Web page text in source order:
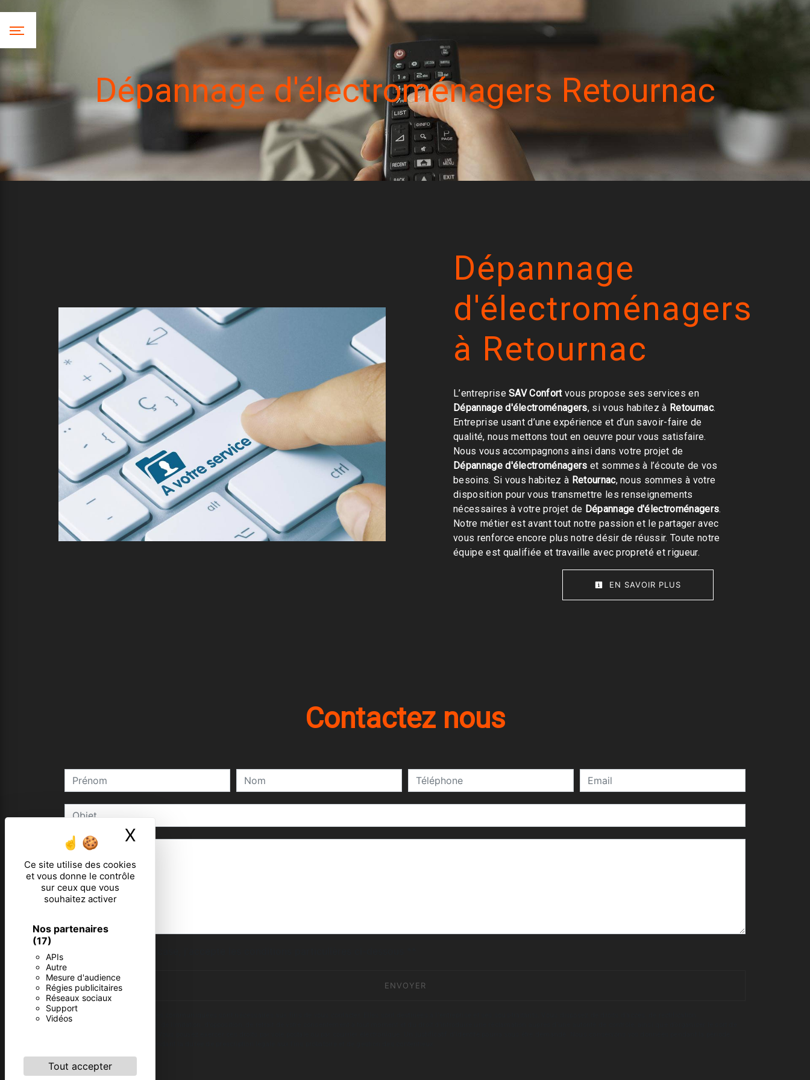
Ce site utilise des cookies
et vous donne le contrôle
sur ceux que vous
souhaitez activer
Nos partenaires
(17)
APIs
Autre
Mesure d'audience
Régies publicitaires
Réseaux sociaux
Support
Vidéos
Tout accepter
X Masquer le bandeau des cookies
Dépannage d'électroménagers Retournac
Dépannage
d'électroménagers
à Retournac
L’entrepriseSAV Confortvous propose ses services en
Dépannage d'électroménagers, si vous habitez à Retournac.
Entreprise usant d’une expérience et d’un savoir-faire de
qualité, nous mettons tout en oeuvre pour vous satisfaire.
Nous vous accompagnons ainsi dans votre projet de
Dépannage d'électroménagers et sommes à l’écoute de vos
besoins. Si vous habitez à Retournac, nous sommes à votre
disposition pour vous transmettre les renseignements
nécessaires à votre projet de Dépannage d'électroménagers.
Notre métier est avant tout notre passion et le partager avec
vous renforce encore plus notre désir de réussir. Toute notre
équipe est qualifiée et travaille avec propreté et rigueur.
EN SAVOIR PLUS
Contactez nous
ENVOYER
** Les données personnelles communiquées sont nécessaires aux fins de vous contacter. Elles sont destinées à l'entreprise et ses sous-traitants. Vous disposez de droits d’accès, de rectification,